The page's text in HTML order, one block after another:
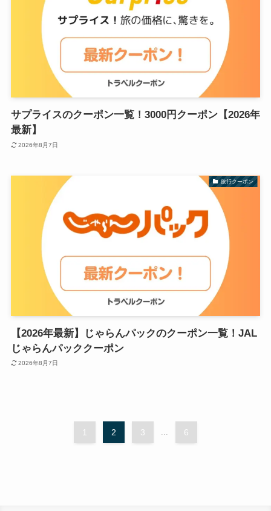
サプライスのクーポン一覧！3000円クーポン【2026年
最新】
2026年8月7日
旅行クーポン
【2026年最新】じゃらんパックのクーポン一覧！JAL
じゃらんパッククーポン
2026年8月7日
1 2 3 6